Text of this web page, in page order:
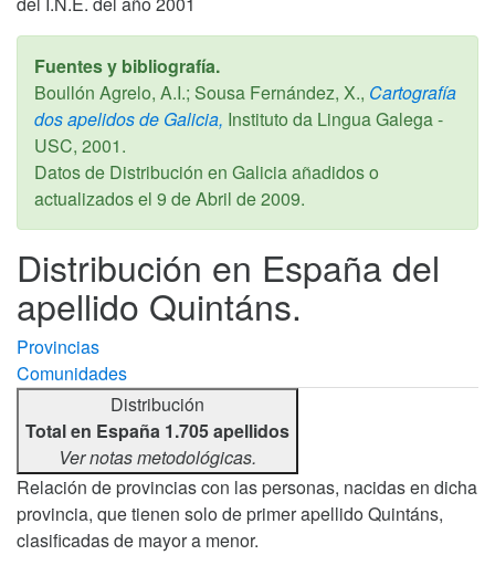
Fuentes y bibliografía.
Boullón Agrelo, A.I.; Sousa Fernández, X., Cartografía
dos apelidos de Galicia, Instituto da Lingua Galega -
USC, 2001.
Datos de Distribución en Galicia añadidos o
actualizados el 9 de Abril de 2009.
Distribución en España del
apellido Quintáns.
Provincias
Comunidades
Distribución
Total en España 1.705 apellidos
Ver notas metodológicas.
Relación de provincias con las personas, nacidas en dicha
provincia, que tienen solo de primer apellido Quintáns,
clasificadas de mayor a menor.